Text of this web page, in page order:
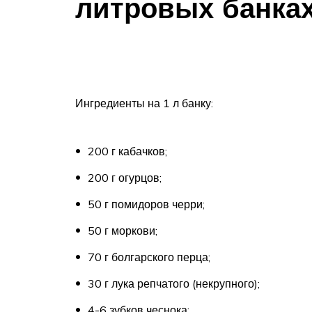
литровых
Ингредиенты на 1 л банку:
200 г кабачков;
200 г огурцов;
50 г помидоров черри;
50 г моркови;
70 г болгарского перца;
30 г лука репчатого (некрупного);